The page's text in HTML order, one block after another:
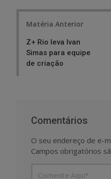
Matéria Anterior
Z+ Rio leva Ivan
Simas para equipe
de criação
Comentários
O seu endereço de e-
Campos obrigatórios